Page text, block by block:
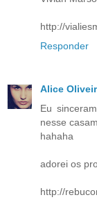
http://
Responder
Alice
Eu
nesse
hahaha
adorei os
http://